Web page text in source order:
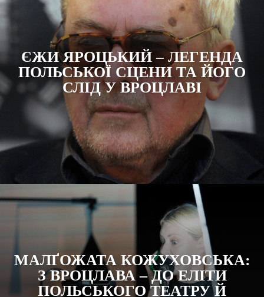
ЄЖИ ЯРОЦЬКИЙ – ЛЕГЕНДА
ПОЛЬСЬКОЇ СЦЕНИ ТА ЙОГО
СЛІД У ВРОЦЛАВІ
МАЛҐОЖАТА КОЖУХОВСЬКА:
З ВРОЦЛАВА – ДО ЕЛІТИ
ПОЛЬСЬКОГО ТЕАТРУ Й